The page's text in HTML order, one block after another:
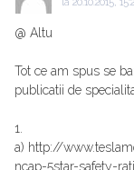
la 20.10.2015,
@ Altu
Tot ce am spus se
publicatii de
1.
a) http://
ncap-5star-safety-